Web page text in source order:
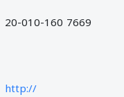
20-010-160 7669
http://